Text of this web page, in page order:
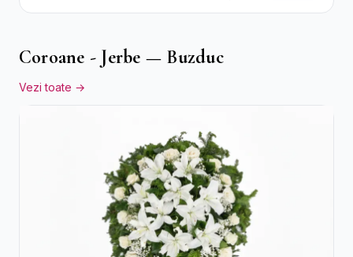
Trandafiri Roz
Coroane - Jerbe — Buzduc
Vezi toate →